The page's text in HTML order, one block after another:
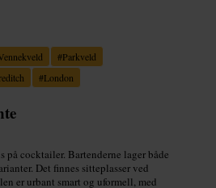
#Parkveld
#London
på cocktailer. Bartenderne lager både
Det finnes sitteplasser ved
er urbant smart og uformell, med